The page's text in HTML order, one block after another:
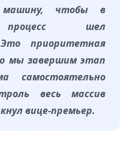
чтобы в
процесс шел
приоритетная
мы завершим этап
самостоятельно
весь массив
вице-премьер.